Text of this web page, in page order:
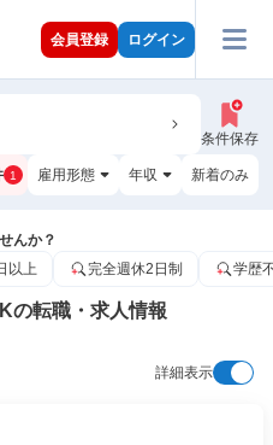
会員登録 ログイン
条件保存
1 雇用形態 年収 新着のみ
んか？
以上 完全週休2日制 学歴
の転職・求人情報
詳細表示